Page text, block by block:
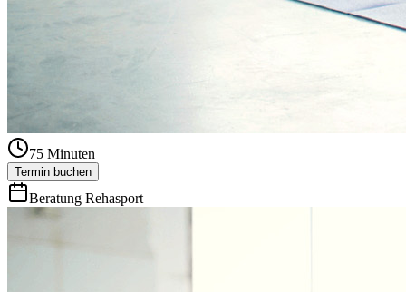
75 Minuten
Termin buchen
Beratung Rehasport